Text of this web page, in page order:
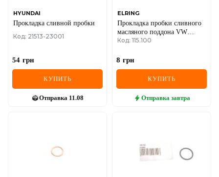
LANCIA
LEXUS
LINCOLN
HYUNDAI
Прокладка сливной пробки
Код: 21513-23001
54 грн
КУПИТЬ
Отправка 11.08
ELRING
Прокладка пробки сливного
масляного поддона VW
T3/T4 1.6-2.0 TD/D 81-03
Код: 115.100
8 грн
КУПИТЬ
Отправка завтра